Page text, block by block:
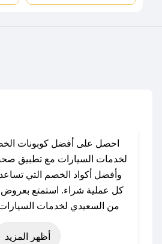
احصل على أفضل كوبونات
لخدمات السيارات مع تطبيق
وأفضل أكواد الخصم التي
كل عملية شراء. استمتع
من السعيدي لخدمات
في المناسبات مثل عيد الفطر،
البيضاء (شهر نوفمبر)،أظهر المزيد